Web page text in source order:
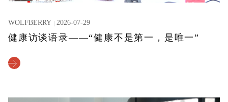
WOLFBERRY 2026-07-29
健康访谈语录——“健康不是第一，是唯一”